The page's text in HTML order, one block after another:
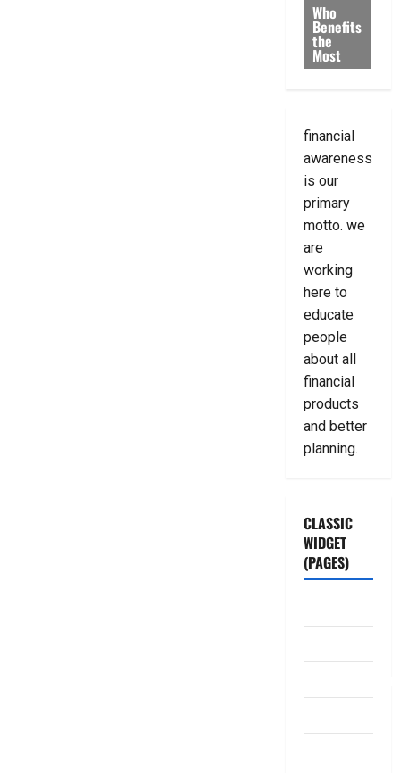
Who
Benefits
the
Most
financial
awareness
is our
primary
motto. we
are
working
here to
educate
people
about all
financial
products
and better
planning.
CLASSIC
WIDGET
(PAGES)